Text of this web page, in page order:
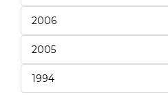
2006
2005
1994